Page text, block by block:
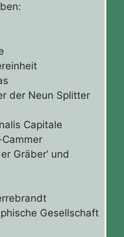
der Neun Splitter
Capitale
Gräber‘ und
Gesellschaft